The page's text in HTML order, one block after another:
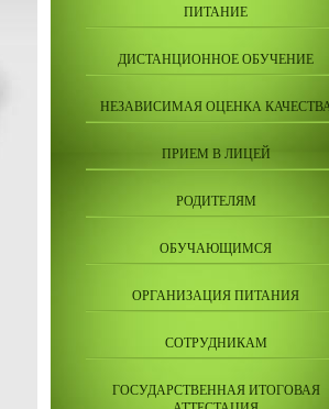
ПИТАНИЕ
ДИСТАНЦИОННОЕ ОБУЧЕНИЕ
НЕЗАВИСИМАЯ ОЦЕНКА
ПРИЕМ В ЛИЦЕЙ
РОДИТЕЛЯМ
ОБУЧАЮЩИМСЯ
ОРГАНИЗАЦИЯ ПИТАНИЯ
СОТРУДНИКАМ
ГОСУДАРСТВЕННАЯ ИТОГОВАЯ